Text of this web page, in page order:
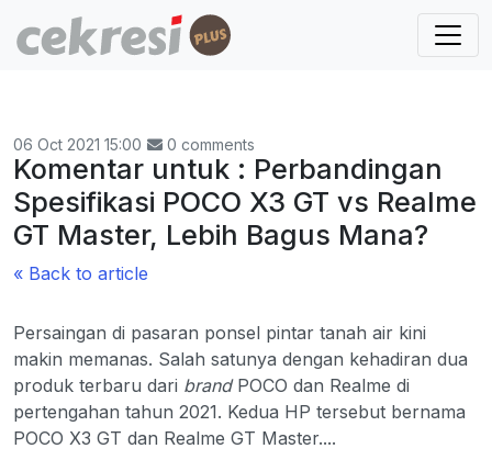
06 Oct 2021 15:00 0 comments
Komentar untuk : Perbandingan
Spesifikasi POCO X3 GT vs Realme
GT Master, Lebih Bagus Mana?
« Back to article
Persaingan di pasaran ponsel pintar tanah air kini
makin memanas. Salah satunya dengan kehadiran dua
produk terbaru dari brand POCO dan Realme di
pertengahan tahun 2021. Kedua HP tersebut bernama
POCO X3 GT dan Realme GT Master....